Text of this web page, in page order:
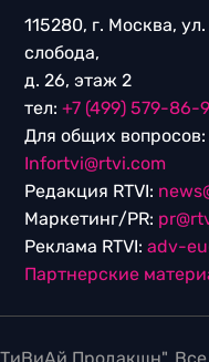
115280, г. Москва,
слобода,
д. 26, этаж 2
тел: +7 (499) 579-86-
Для общих вопросов:
Infortvi@rtvi.com
Редакция RTVI:
Маркетинг/PR:
Реклама RTVI: adv-
Партнерские